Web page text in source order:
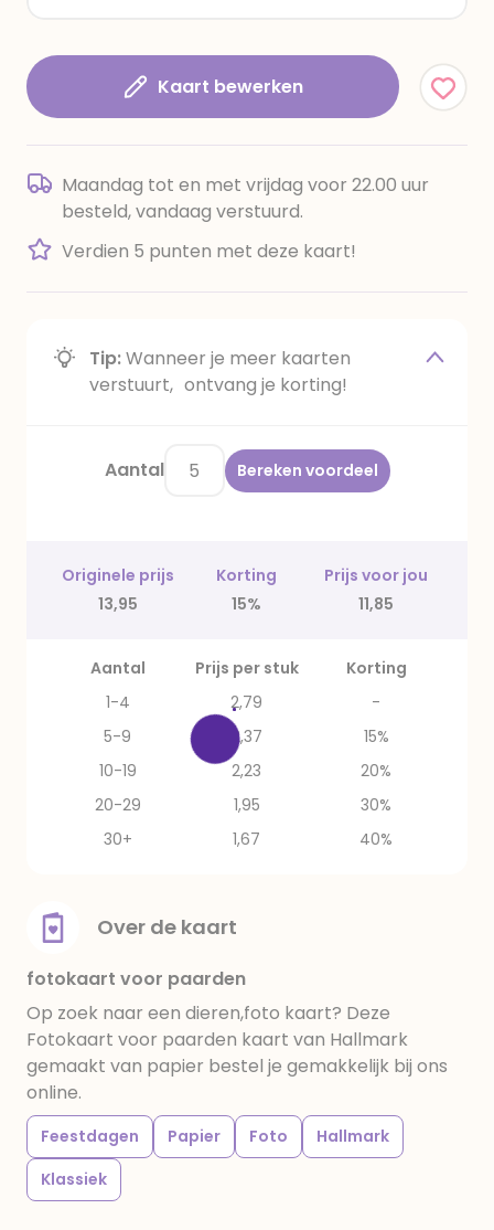
Kaart bewerken
Maandag tot en met vrijdag voor 22.00 uur
besteld, vandaag verstuurd.
Verdien 5 punten met deze kaart!
Tip:Wanneer je meer kaarten
verstuurt, ontvang je korting!
Aantal Bereken voordeel
Originele prijs Korting
Prijs voor jou
13,95
15% 11,85
Aantal Prijs per stuk
Korting
1-4
2,79
-
5-9
2,37
15%
10-19
2,23
20%
20-29
1,95
30%
30+
1,67 40%
Over de kaart
fotokaart voor paarden
Op zoek naar een dieren,foto kaart? Deze
Fotokaart voor paarden kaart van Hallmark
gemaakt van papier bestel je gemakkelijk bij ons
online.
Feestdagen Papier Foto
Hallmark
Klassiek